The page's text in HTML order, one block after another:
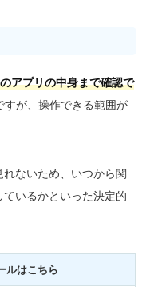
アプリの中身まで確認で
すが、操作できる範囲が
ないため、いつから関
いるかといった決定的
ルはこちら